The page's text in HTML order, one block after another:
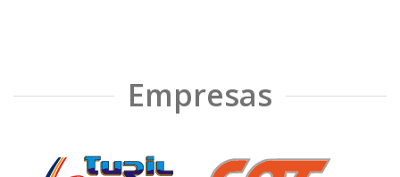
Empresas
❮ ❯